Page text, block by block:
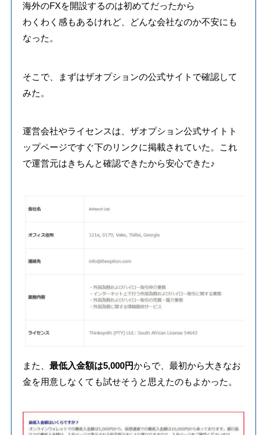
海外のFXを開設するのは初めてだったから
わくわく感もあるけれど、どんな会社なのか不安にも
なった。
そこで、まずはザオプションの公式サイトで確認して
みた。
運営会社やライセンスは、ザオプション公式サイトト
ップページですぐ下のリンクに掲載されていた。これ
で運営元はきちんと確認できたから安心できた♪
また、 最低入金額は5,000円からで、最初から大きなお
金を用意しなくても試せそうと思えたのもよかった。